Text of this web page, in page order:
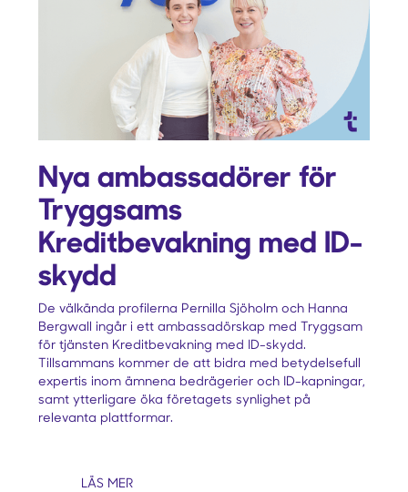
Nya ambassadörer för
Tryggsams
Kreditbevakning med ID-
skydd
De välkända profilerna Pernilla Sjöholm och Hanna
Bergwall ingår i ett ambassadörskap med Tryggsam
för tjänsten Kreditbevakning med ID-skydd.
Tillsammans kommer de att bidra med betydelsefull
expertis inom ämnena bedrägerier och ID-kapningar,
samt ytterligare öka företagets synlighet på
relevanta plattformar.
LÄS MER